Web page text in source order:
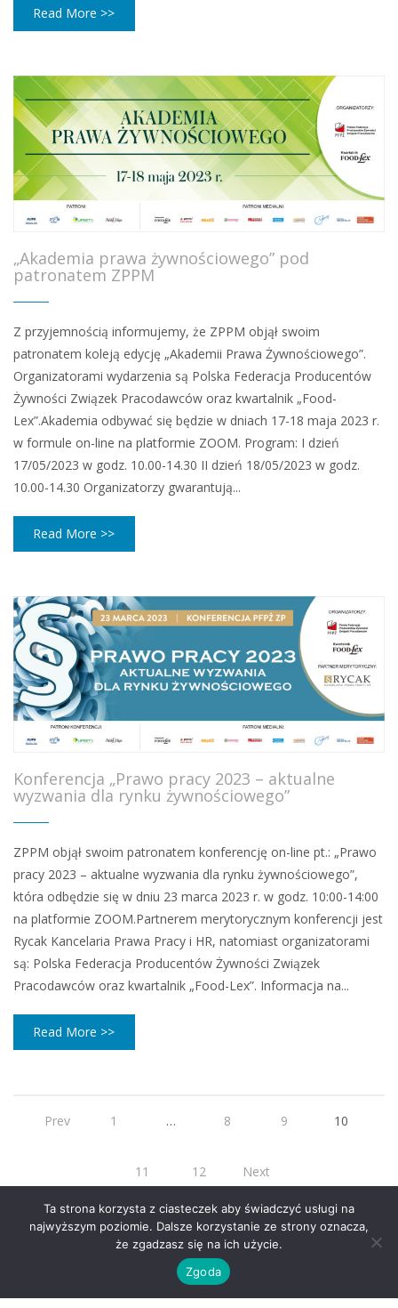
Read More >>
„Akademia prawa żywnościowego” pod
patronatem ZPPM
Z przyjemnością informujemy, że ZPPM objął swoim
patronatem koleją edycję „Akademii Prawa Żywnościowego”.
Organizatorami wydarzenia są Polska Federacja Producentów
Żywności Związek Pracodawców oraz kwartalnik „Food-
Lex”.Akademia odbywać się będzie w dniach 17-18 maja 2023 r.
w formule on-line na platformie ZOOM. Program: I dzień
17/05/2023 w godz. 10.00-14.30 II dzień 18/05/2023 w godz.
10.00-14.30 Organizatorzy gwarantują...
Read More >>
Konferencja „Prawo pracy 2023 – aktualne
wyzwania dla rynku żywnościowego”
ZPPM objął swoim patronatem konferencję on-line pt.: „Prawo
pracy 2023 – aktualne wyzwania dla rynku żywnościowego”,
która odbędzie się w dniu 23 marca 2023 r. w godz. 10:00-14:00
na platformie ZOOM.Partnerem merytorycznym konferencji jest
Rycak Kancelaria Prawa Pracy i HR, natomiast organizatorami
są: Polska Federacja Producentów Żywności Związek
Pracodawców oraz kwartalnik „Food-Lex”. Informacja na...
Read More >>
Prev 1 … 8 9 10
11 12 Next
Ta strona korzysta z ciasteczek aby świadczyć usługi na
najwyższym poziomie. Dalsze korzystanie ze strony oznacza,
że zgadzasz się na ich użycie.
Zgoda